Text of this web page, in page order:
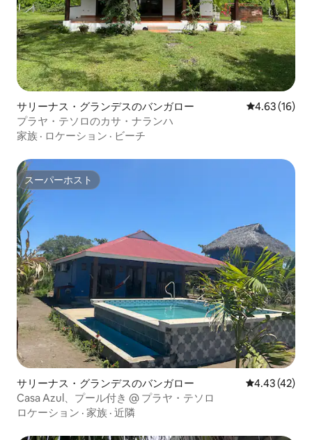
サリーナス・グランデスのバンガロー レビュー16
4.63 (16)
プラヤ・テソロのカサ・ナランハ
家族 · ロケーション · ビーチ
スーパーホスト
スーパーホスト
サリーナス・グランデスのバンガロー レビュー42
4.43 (42)
Casa Azul、プール付き @ プラヤ・テソロ
ロケーション · 家族 · 近隣